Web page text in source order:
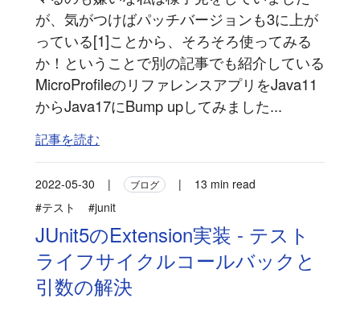
が、気がつけばパッチバージョンも3に上が
っている[1]ことから、そろそろ使ってみる
か！ということで別の記事でも紹介している
MicroProfileのリファレンスアプリをJava11
からJava17にBump upしてみました...
記事を読む
2022-05-30 | ブログ |
13 min read
#テスト
#junit
JUnit5のExtension実装 - テスト
ライフサイクルコールバックと
引数の解決